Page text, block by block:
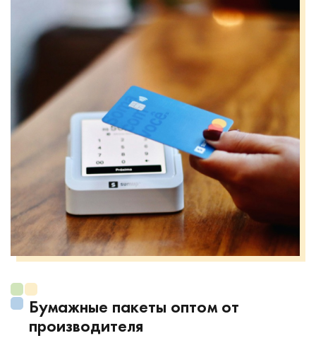
Бумажные пакеты оптом от
производителя